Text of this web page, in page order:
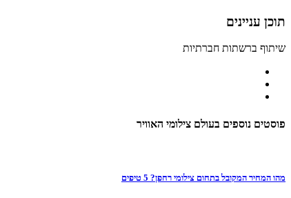
תוכן עניינים
שיתוף ברשתות חברתיות
פוסטים נוספים בעולם צילומי האוויר
מהו המחיר המקובל בתחום צילומי רחפן? 5 טיפים